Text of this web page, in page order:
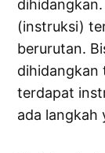
(instruksi)
berurutan.
dihidangkan
terdapat
ada langkah